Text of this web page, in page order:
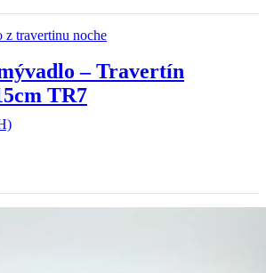
– Travertín
TR7